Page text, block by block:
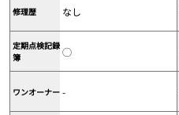
修理歴 なし
定期点検記録
簿
◯
ワンオーナー -